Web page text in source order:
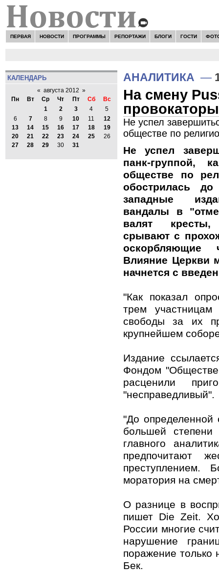
ПЕРВАЯ НОВОСТИ ПРОГРАММЫ РЕПОРТАЖИ БЛОГИ ГОСТИ
КАЛЕНДАРЬ
« августа 2012 »
Пн
Вт Ср Чт Пт Сб
Вс
1
2 3 4
5
6
7 8 9 10 11
12
13
14 15 16 17 18
19
20
21 22 23 24 25
26
27
28 29 30 31
АНАЛИТИКА —
На смену
провокаторы
Не успел
обществе по
Не успел
панк-группой,
обществе по
обострилась
западные
вандалы в
валят
срывают с
оскорбляющие
Влияние Церкви
начнется с
"Как показал
трем
свободы за их
крупнейшем
Издание
Фондом
расценили
"несправедливый".
"До
большей степени
главного
предпочитают
преступлением.
моратория на
О разнице в
пишет Die Zeit.
России многие
нарушение
поражение только
Бек.